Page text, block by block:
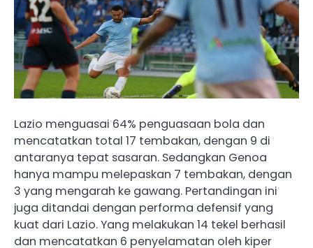
Lazio menguasai 64% penguasaan bola dan
mencatatkan total 17 tembakan, dengan 9 di
antaranya tepat sasaran. Sedangkan Genoa
hanya mampu melepaskan 7 tembakan, dengan
3 yang mengarah ke gawang. ​Pertandingan ini
juga ditandai dengan performa defensif yang
kuat dari Lazio. Yang melakukan 14 tekel berhasil
dan mencatatkan 6 penyelamatan oleh kiper